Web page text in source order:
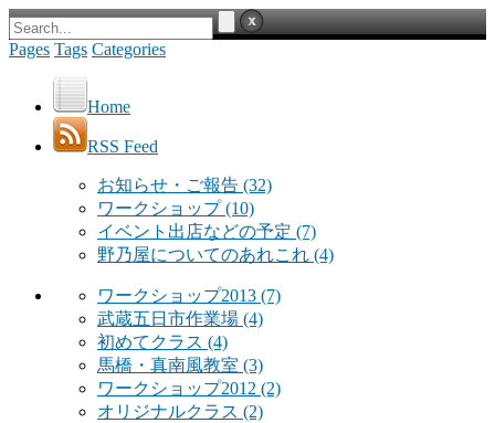
Pages Tags Categories
Home
RSS Feed
お知らせ・ご報告 (32)
ワークショップ(10)
イベント出店などの予定 (7)
野乃屋についてのあれこれ (4)
ワークショップ2013 (7)
武蔵五日市作業場 (4)
初めてクラス (4)
馬橋・真南風教室 (3)
ワークショップ2012 (2)
オリジナルクラス (2)